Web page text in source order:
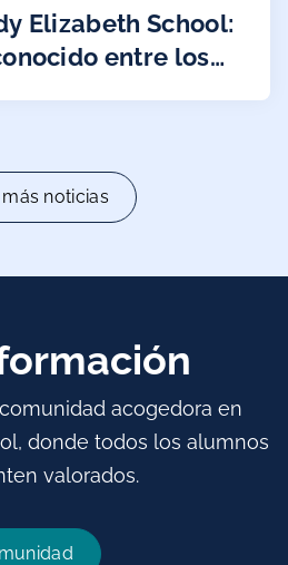
Elizabeth School:
entre los
noticias
acogedora en
donde todos los alumnos
valorados.